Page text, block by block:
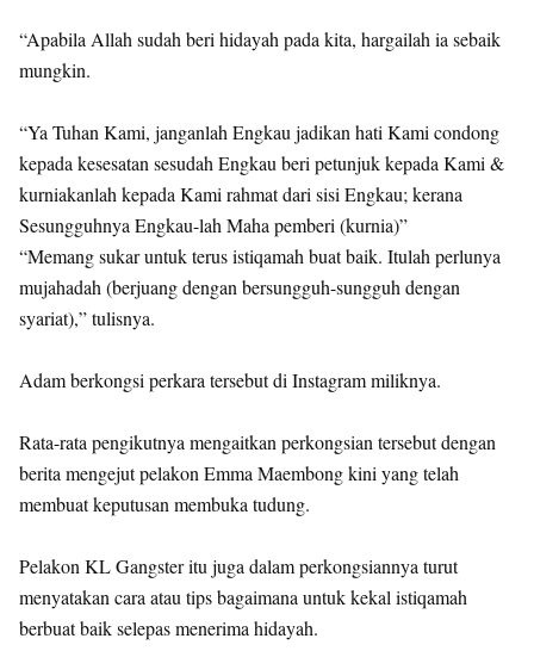
“Apabila Allah sudah beri hidayah pada kita, hargailah ia sebaik
mungkin.
“Ya Tuhan Kami, janganlah Engkau jadikan hati Kami condong
kepada kesesatan sesudah Engkau beri petunjuk kepada Kami &
kurniakanlah kepada Kami rahmat dari sisi Engkau; kerana
Sesungguhnya Engkau-lah Maha pemberi (kurnia)”
“Memang sukar untuk terus istiqamah buat baik. Itulah perlunya
mujahadah (berjuang dengan bersungguh-sungguh dengan
syariat),” tulisnya.
Adam berkongsi perkara tersebut di Instagram miliknya.
Rata-rata pengikutnya mengaitkan perkongsian tersebut dengan
berita mengejut pelakon Emma Maembong kini yang telah
membuat keputusan membuka tudung.
Pelakon KL Gangster itu juga dalam perkongsiannya turut
menyatakan cara atau tips bagaimana untuk kekal istiqamah
berbuat baik selepas menerima hidayah.